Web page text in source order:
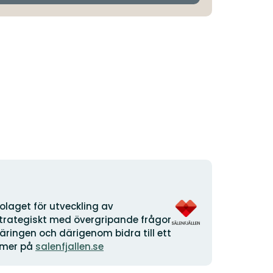
för utveckling av
med övergripande frågor
och därigenom bidra till ett
på salenfjallen.se
Organisationens
logotyp